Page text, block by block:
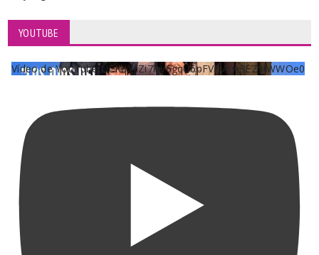
YOUTUBE
Vídeo de YouTube UCKqYjiZi7lzy6gqU6pFVFiA_A3EZ9JWWOe0